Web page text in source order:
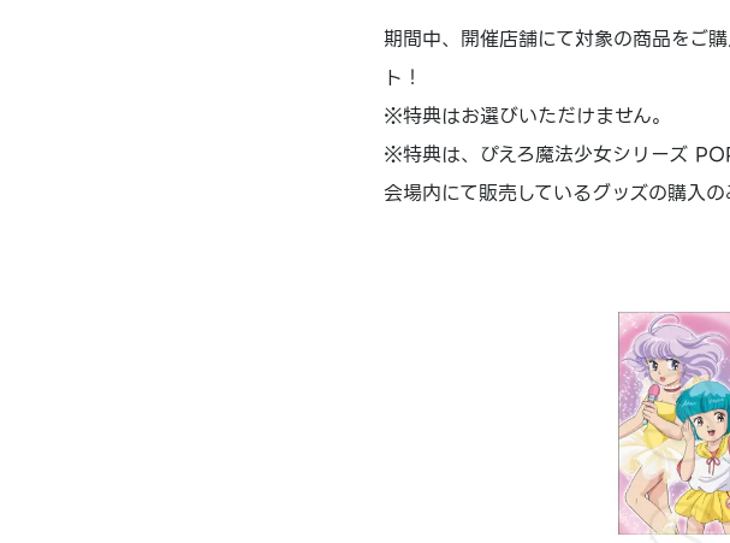
期間中、開催店舗にて対象の商品をご
ト！
※特典はお選びいただけません。
※特典は、ぴえろ魔法少女シリーズ
会場内にて販売しているグッズの購入の